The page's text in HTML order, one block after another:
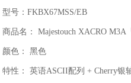
型号：FKBX67MSS/EB
商品名： Majestouch XACRO M3A
颜色： 黑色
特性： 英语ASCII配列 + Cherry银